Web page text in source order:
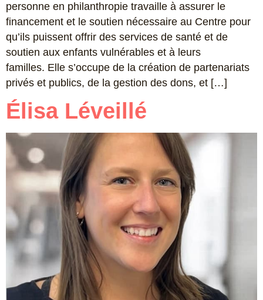
personne en philanthropie travaille à assurer le
financement et le soutien nécessaire au Centre pour
qu’ils puissent offrir des services de santé et de
soutien aux enfants vulnérables et à leurs
familles. Elle s’occupe de la création de partenariats
privés et publics, de la gestion des dons, et […]
Élisa Léveillé